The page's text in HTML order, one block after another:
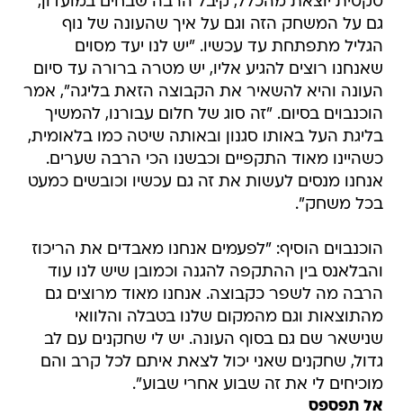
גם על המשחק הזה וגם על איך שהעונה של נוף
הגליל מתפתחת עד עכשיו. "יש לנו יעד מסוים
שאנחנו רוצים להגיע אליו, יש מטרה ברורה עד סיום
העונה והיא להשאיר את הקבוצה הזאת בליגה", אמר
הוכנבוים בסיום. "זה סוג של חלום עבורנו, להמשיך
בליגת העל באותו סגנון ובאותה שיטה כמו בלאומית,
כשהיינו מאוד התקפיים וכבשנו הכי הרבה שערים.
אנחנו מנסים לעשות את זה גם עכשיו וכובשים כמעט
בכל משחק".
הוכנבוים הוסיף: "לפעמים אנחנו מאבדים את הריכוז
והבלאנס בין ההתקפה להגנה וכמובן שיש לנו עוד
הרבה מה לשפר כקבוצה. אנחנו מאוד מרוצים גם
מהתוצאות וגם מהמקום שלנו בטבלה והלוואי
שנישאר שם גם בסוף העונה. יש לי שחקנים עם לב
גדול, שחקנים שאני יכול לצאת איתם לכל קרב והם
מוכיחים לי את זה שבוע אחרי שבוע".
אל תפספס